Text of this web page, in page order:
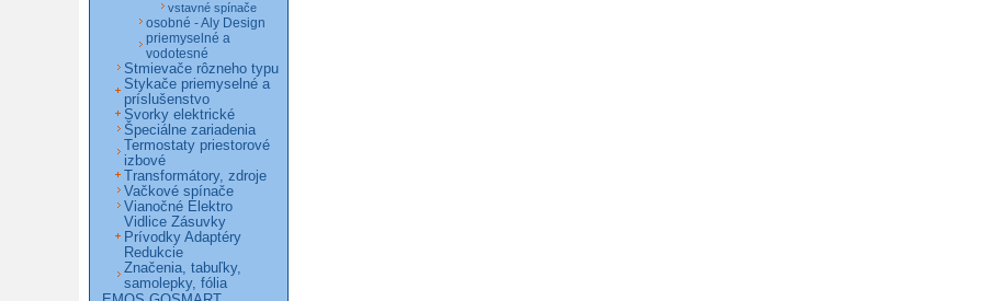
vstavné spínače
osobné - Aly Design
priemyselné a
vodotesné
Stmievače rôzneho typu
Stykače priemyselné a
príslušenstvo
Svorky elektrické
Špeciálne zariadenia
Termostaty priestorové
izbové
Transformátory, zdroje
Vačkové spínače
Vianočné Elektro
Vidlice Zásuvky
Prívodky Adaptéry
Redukcie
Značenia, tabuľky,
samolepky, fólia